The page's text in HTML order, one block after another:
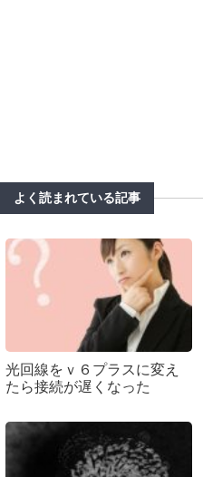
よく読まれている記事
光回線をｖ６プラスに変え
たら接続が遅くなった